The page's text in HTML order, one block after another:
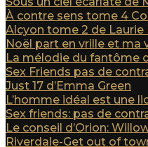
À contre sens tome 4
Alcyon tome 2 de Laurie
Noël part en vrille et ma
La mélodie du fantôme
Sex Friends pas de
Just 17 d’Emma Green
L’homme idéal est une
Sex friends: pas de
Le conseil d’Orion:
Riverdale-Get out of